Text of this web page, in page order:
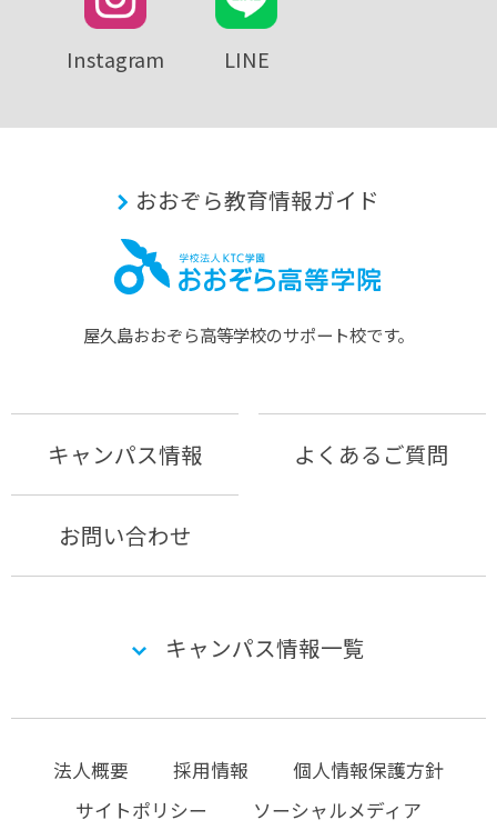
Instagram LINE
おおぞら教育情報ガイド
屋久島おおぞら⾼等学校のサポート校です。
キャンパス情報 よくあるご質問
お問い合わせ
キャンパス情報一覧
法人概要 採用情報
個人情報保護方針
サイトポリシー
ソーシャルメディア